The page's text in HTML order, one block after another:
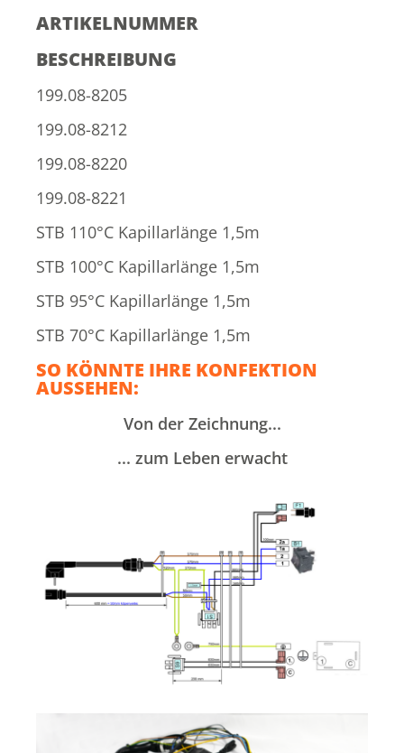
ARTIKELNUMMER
BESCHREIBUNG
199.08-8205
199.08-8212
199.08-8220
199.08-8221
STB 110°C Kapillarlänge 1,5m
STB 100°C Kapillarlänge 1,5m
STB 95°C Kapillarlänge 1,5m
STB 70°C Kapillarlänge 1,5m
SO KÖNNTE IHRE KONFEKTION
AUSSEHEN:
Von der Zeichnung...
... zum Leben erwacht